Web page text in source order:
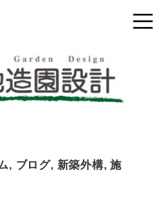
, ブログ, 新築外構,施